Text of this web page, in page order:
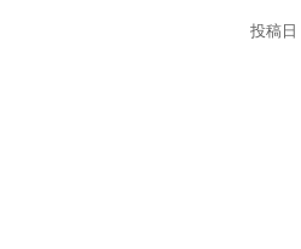
投稿日